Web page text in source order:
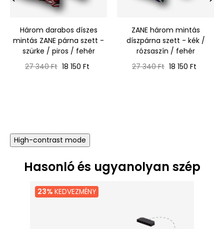
Három darabos díszes
mintás ZANE párna szett -
szürke / piros / fehér
Normál
27 340 Ft Ár
18 150 Ft
ZANE három mintás
díszpárna szett - kék /
rózsaszín / fehér
Normál
27 340 Ft Ár
18 150 Ft
High-contrast mode
Hasonló és ugyanolyan szép
23% KEDVEZMÉNY